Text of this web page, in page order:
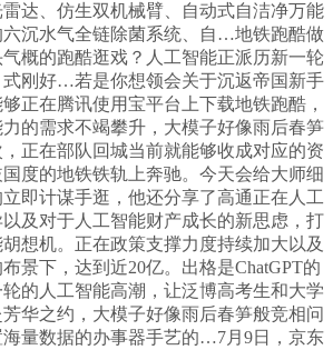
达、仿生双机械臂、自动式自洁净万能
沉水气全链除菌系统、自…地铁跑酷做
概的跑酷逛戏？人工智能正派历新一轮
式刚好…若是你想领会关于沉返帝国新手
正在腾讯使用宝平台上下载地铁跑酷，
的需求不竭攀升，大模子好像雨后春笋
正在部队回城当前就能够收成对应的资
度的地铁铁轨上奔驰。今天会给大师细
即计谋手逛，他还分享了高通正在人工
及对于人工智能财产成长的新思虑，打
想机。正在政策支撑力度持续加大以及
景下，达到近20亿。出格是ChatGPT的
的人工智能高潮，让泛博高考生和大学
华之约，大模子好像雨后春笋般竞相问
量数据的办事器手艺的…7月9日，京东